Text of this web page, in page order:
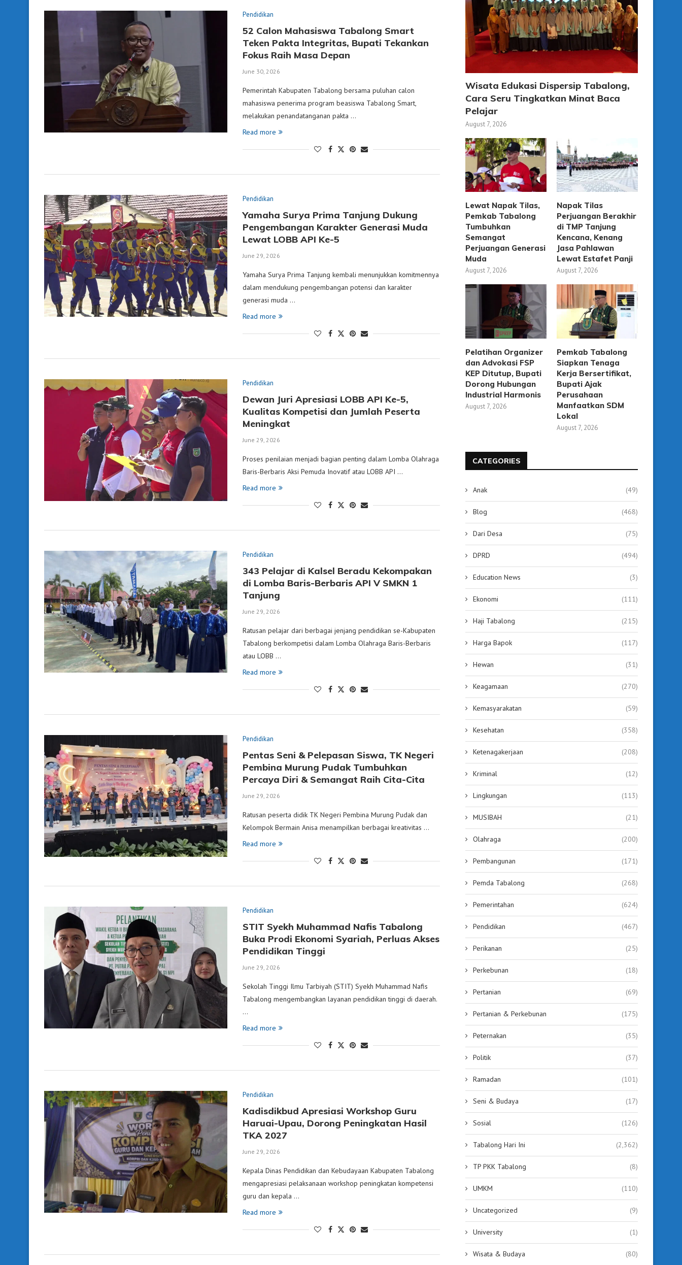
Pendidikan
52 Calon Mahasiswa Tabalong Smart
Teken Pakta Integritas, Bupati Tekankan
Fokus Raih Masa Depan
June 30, 2026
Pemerintah Kabupaten Tabalong bersama puluhan calon
mahasiswa penerima program beasiswa Tabalong Smart,
melakukan penandatanganan pakta …
Read more
Pendidikan
Yamaha Surya Prima Tanjung Dukung
Pengembangan Karakter Generasi Muda
Lewat LOBB API Ke-5
June 29, 2026
Yamaha Surya Prima Tanjung kembali menunjukkan komitmennya
dalam mendukung pengembangan potensi dan karakter
generasi muda …
Read more
Pendidikan
Dewan Juri Apresiasi LOBB API Ke-5,
Kualitas Kompetisi dan Jumlah Peserta
Meningkat
June 29, 2026
Proses penilaian menjadi bagian penting dalam Lomba Olahraga
Baris-Berbaris Aksi Pemuda Inovatif atau LOBB API …
Read more
Pendidikan
343 Pelajar di Kalsel Beradu Kekompakan
di Lomba Baris-Berbaris API V SMKN 1
Tanjung
June 29, 2026
Ratusan pelajar dari berbagai jenjang pendidikan se-Kabupaten
Tabalong berkompetisi dalam Lomba Olahraga Baris-Berbaris
atau LOBB …
Read more
Pendidikan
Pentas Seni & Pelepasan Siswa, TK Negeri
Pembina Murung Pudak Tumbuhkan
Percaya Diri & Semangat Raih Cita-Cita
June 29, 2026
Ratusan peserta didik TK Negeri Pembina Murung Pudak dan
Kelompok Bermain Anisa menampilkan berbagai kreativitas …
Read more
Pendidikan
STIT Syekh Muhammad Nafis Tabalong
Buka Prodi Ekonomi Syariah, Perluas Akses
Pendidikan Tinggi
June 29, 2026
Sekolah Tinggi Ilmu Tarbiyah (STIT) Syekh Muhammad Nafis
Tabalong mengembangkan layanan pendidikan tinggi di daerah.
…
Read more
Pendidikan
Kadisdikbud Apresiasi Workshop Guru
Haruai-Upau, Dorong Peningkatan Hasil
TKA 2027
June 29, 2026
Kepala Dinas Pendidikan dan Kebudayaan Kabupaten Tabalong
mengapresiasi pelaksanaan workshop peningkatan kompetensi
guru dan kepala …
Read more
Wisata Edukasi Dispersip Tabalong,
Cara Seru Tingkatkan Minat Baca
Pelajar
August 7, 2026
Lewat Napak Tilas,
Pemkab Tabalong
Tumbuhkan
Semangat
Perjuangan Generasi
Muda
August 7, 2026
Napak Tilas
Perjuangan Berakhir
di TMP Tanjung
Kencana, Kenang
Jasa Pahlawan
Lewat Estafet Panji
August 7, 2026
Pelatihan Organizer
dan Advokasi FSP
KEP Ditutup, Bupati
Dorong Hubungan
Industrial Harmonis
August 7, 2026
Pemkab Tabalong
Siapkan Tenaga
Kerja Bersertifikat,
Bupati Ajak
Perusahaan
Manfaatkan SDM
Lokal
August 7, 2026
CATEGORIES
Anak (49)
Blog (468)
Dari Desa (75)
DPRD (494)
Education News (3)
Ekonomi (111)
Haji Tabalong (215)
Harga Bapok (117)
Hewan (31)
Keagamaan (270)
Kemasyarakatan (59)
Kesehatan (358)
Ketenagakerjaan (208)
Kriminal (12)
Lingkungan (113)
MUSIBAH (21)
Olahraga (200)
Pembangunan (171)
Pemda Tabalong (268)
Pemerintahan (624)
Pendidikan (467)
Perikanan (25)
Perkebunan (18)
Pertanian (69)
Pertanian & Perkebunan (175)
Peternakan (35)
Politik (37)
Ramadan (101)
Seni & Budaya (17)
Sosial (126)
Tabalong Hari Ini (2,362)
TP PKK Tabalong (8)
UMKM (110)
Uncategorized (9)
University (1)
Wisata & Budaya (80)